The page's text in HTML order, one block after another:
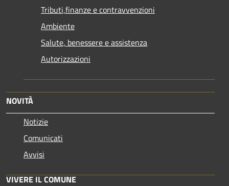
Tributi,finanze e contravvenzioni
Ambiente
Salute, benessere e assistenza
Autorizzazioni
NOVITÀ
Notizie
Comunicati
Avvisi
VIVERE IL COMUNE